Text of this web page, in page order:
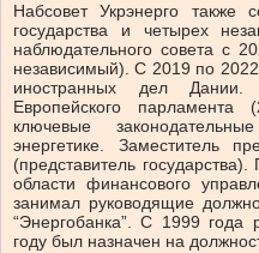
Набсовет Укрэнерго также
государства и четырех
наблюдательного совета с
независимый). С 2019 по
иностранных дел
Европейского парламента
ключевые
энергетике. Заместитель
(представитель
области финансового
занимал руководящие
“Энергобанка”. С 1999
году был назначен на